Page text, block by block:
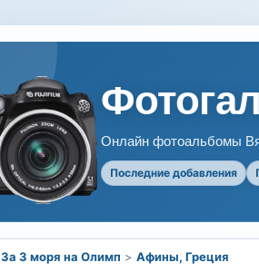
Онлайн фотоальбомы
Последние добавления
За 3 моря на Олимп > Афины, Греция